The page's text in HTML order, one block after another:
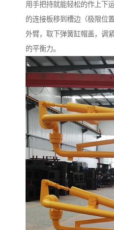
用手把持就能轻松的作上下
的连接板移到槽边（极限位
外臂，取下弹簧缸帽盖，调
的平衡力。